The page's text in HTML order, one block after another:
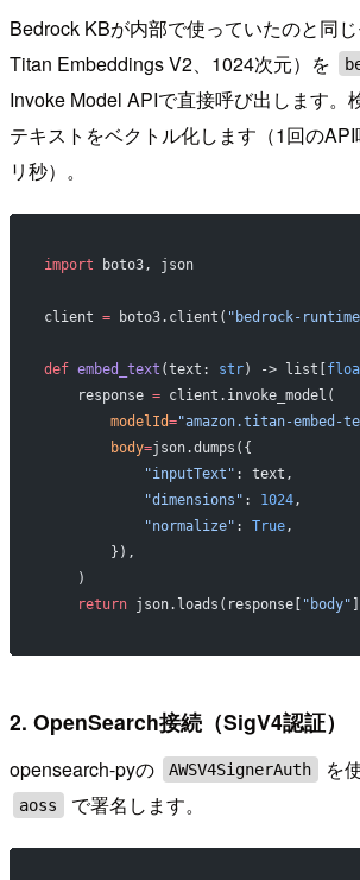
Bedrock KBが内部で使っていたのと同
Titan Embeddings V2、1024次元）を
Invoke Model APIで直接呼び出します。
テキストをベクトル化します（1回のAPI
リ秒）。
import boto3, json
client = boto3.client( "bedrock-
def embed_text (text: str) -> list[
    response
= client.invoke_model(
        modelId
="amazon.titan-embed-
        body
=json.dumps({
            "inputText"
: text,
            "dimensions"
: 1024,
            "normalize"
: True,
        }),
    )
    return
json.loads(response[ "body"
2. OpenSearch接続（SigV4認証）
opensearch-pyの AWSV4SignerAuth を
aoss で署名します。